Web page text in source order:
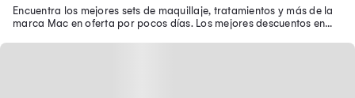
Encuentra los mejores sets de maquillaje, tratamientos y más de la
marca Mac en oferta por pocos días. Los mejores descuentos en